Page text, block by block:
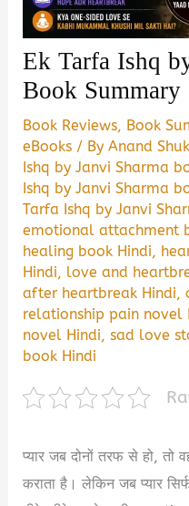
Ek Tarfa Ishq
Book
Book Reviews, Book
eBooks / ByAnand
Ishq by Janvi Sharma
Ishq by Janvi Sharma
Tarfa Ishq by Janvi
emotional attachment
healing book Hindi,
Hindi, love and
after heartbreak Hindi,
relationship pain novel
novel Hindi,sad love
book Hindi
प्यार जब दोनों तरफ से हो,
कराता है। लेकिन जब प्यार